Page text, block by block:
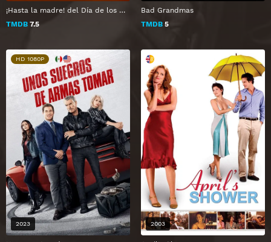
¡Hasta la madre! del Día de los muertos
TMDB 7.5
Bad Grandmas
TMDB 5
HD 1080P
2023 2003